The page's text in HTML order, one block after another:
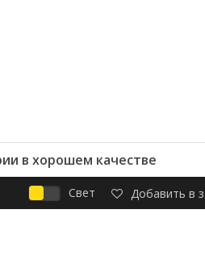
в хорошем качестве
Свет Добавить в